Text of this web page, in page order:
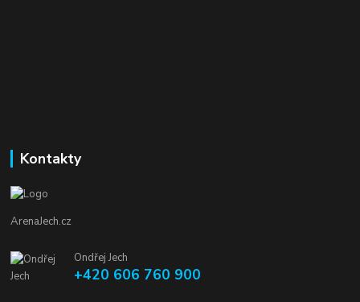
Kontakty
ArenaJech.cz
Ondřej Jech
+420 606 760 900